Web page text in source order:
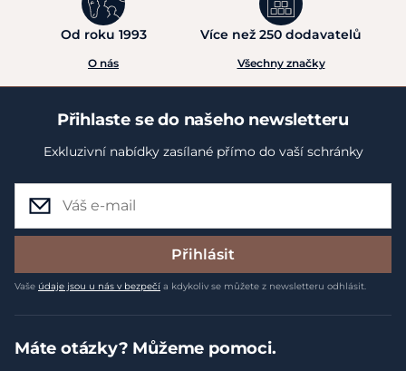
Od roku 1993
O nás
Více než 250 dodavatelů
Všechny značky
Přihlaste se do našeho newsletteru
Exkluzivní nabídky zasílané přímo do vaší schránky
Přihlásit
Vaše údaje jsou u nás v bezpečí a kdykoliv se můžete z newsletteru odhlásit.
Máte otázky? Můžeme pomoci.